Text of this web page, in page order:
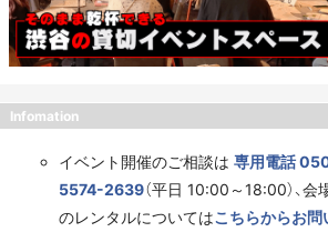
Infomation
イベント開催のご相談は 専用電話
5574-2639（平日 10:00～18:00）、会
のレンタルについてはこちらからお問